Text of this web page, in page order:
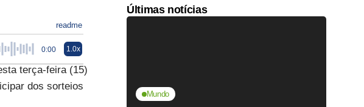
readme
0:00 1.0x
terça-feira (15)
dos sorteios
Últimas notícias
Mundo